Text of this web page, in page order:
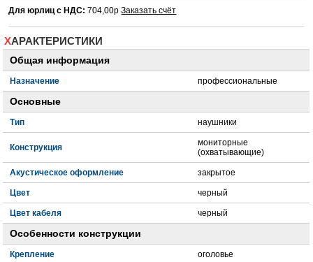
Для юрлиц с НДС: 704,00рЗаказать счёт
ХАРАКТЕРИСТИКИ
Общая информация
Назначение профессиональные
Основные
Тип наушники
Конструкция
мониторные
(охватывающие)
Акустическое оформление закрытое
Цвет черный
Цвет кабеля черный
Особенности конструкции
Крепление оголовье